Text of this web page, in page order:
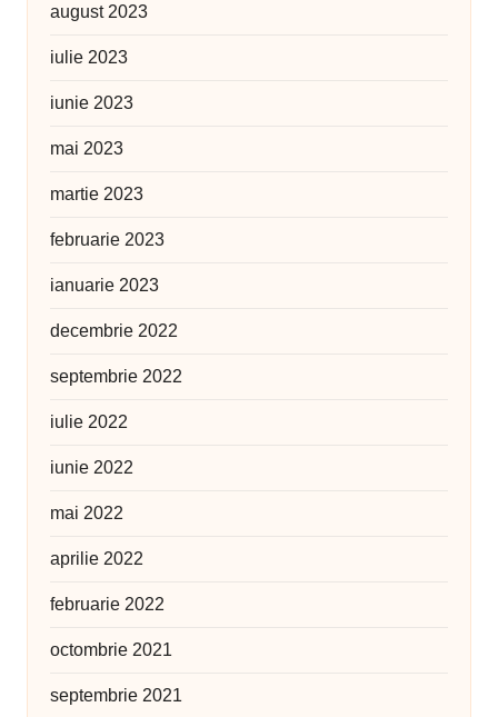
august 2023
iulie 2023
iunie 2023
mai 2023
martie 2023
februarie 2023
ianuarie 2023
decembrie 2022
septembrie 2022
iulie 2022
iunie 2022
mai 2022
aprilie 2022
februarie 2022
octombrie 2021
septembrie 2021